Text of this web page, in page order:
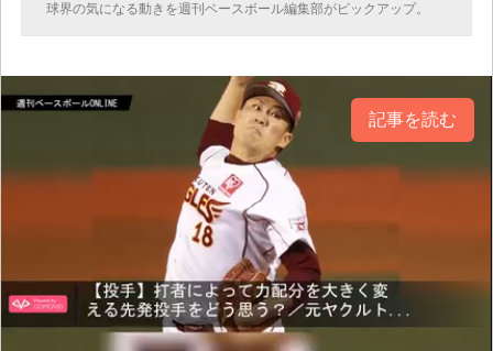
球界の気になる動きを週刊ベースボール編集部がピックアップ。
記事を読む